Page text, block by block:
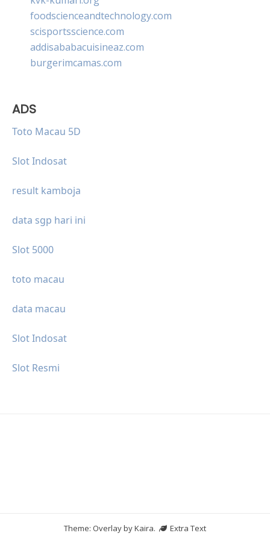
foodscienceandtechnology.com
scisportsscience.com
addisababacuisineaz.com
burgerimcamas.com
ADS
Toto Macau 5D
Slot Indosat
result kamboja
data sgp hari ini
Slot 5000
toto macau
data macau
Slot Indosat
Slot Resmi
Theme: Overlay byKaira.
Extra Text